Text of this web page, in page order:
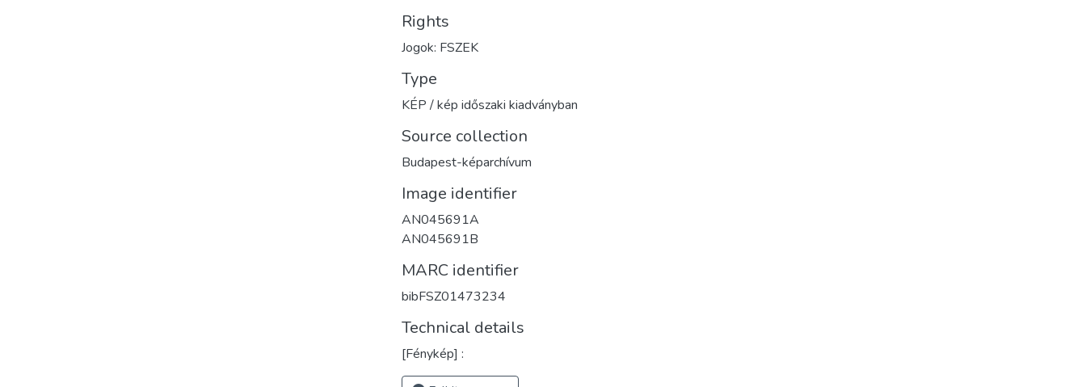
Rights
Jogok: FSZEK
Type
KÉP / kép időszaki kiadványban
Source collection
Budapest-képarchívum
Image identifier
AN045691A
AN045691B
MARC identifier
bibFSZ01473234
Technical details
[Fénykép] :